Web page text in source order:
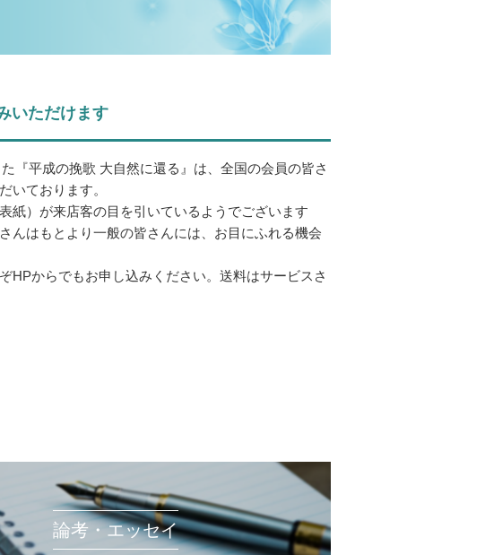
いただけます
『平成の挽歌 大自然に還る』は、全国の会員の皆さ
いております。
紙）が来店客の目を引いているようでございます
んはもとより一般の皆さんには、お目にふれる機会
HPからでもお申し込みください。送料はサービスさ
論考・エッセイ